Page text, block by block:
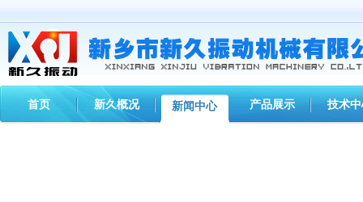
首页 新久概况 新闻中心 产品展示 技术